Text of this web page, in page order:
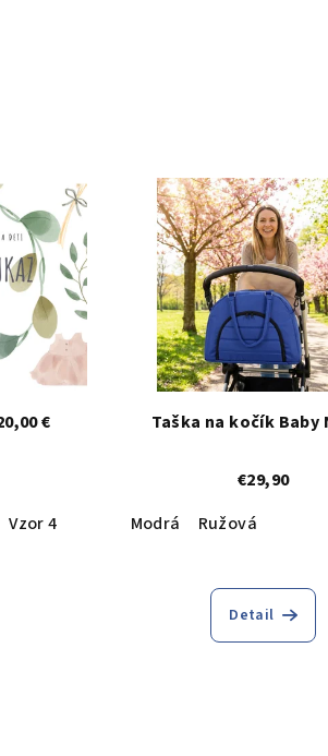
€
Vzor 4
Taška na kočík Baby
€29,90
Modrá
Ružová
Detail